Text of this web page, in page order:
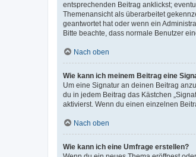
entsprechenden Beitrag anklickst;
Themenansicht als überarbeitet
geantwortet hat oder wenn ein
Bitte beachte, dass normale Benutzer
Nach oben
Wie kann ich meinem Beitrag eine
Um eine Signatur an deinen Beitrag
du in jedem Beitrag das Kästchen
aktivierst. Wenn du einen einzelnen
Nach oben
Wie kann ich eine Umfrage erstellen?